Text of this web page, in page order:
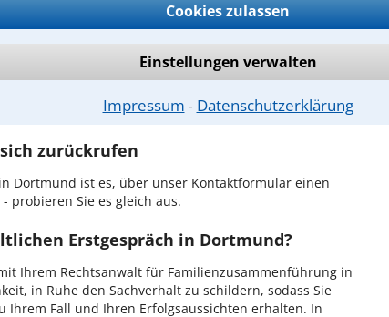
Cookies zulassen
Einstellungen verwalten
Impressum ⁃ Datenschutzerklärung
in Dortmund:
in Ihrer Umgebung auswählen
Kanzlei in Dortmund einen Beratungstermin
zurückrufen
Dortmund ist es, über unser Kontaktformular einen
probieren Sie es gleich aus.
Erstgespräch in Dortmund?
Ihrem Rechtsanwalt für Familienzusammenführung in
in Ruhe den Sachverhalt zu schildern, sodass Sie
Ihrem Fall und Ihren Erfolgsaussichten erhalten. In